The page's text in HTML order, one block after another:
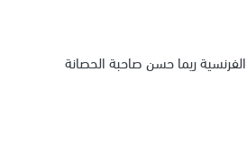
ريما حسن صاحبة الحصانة